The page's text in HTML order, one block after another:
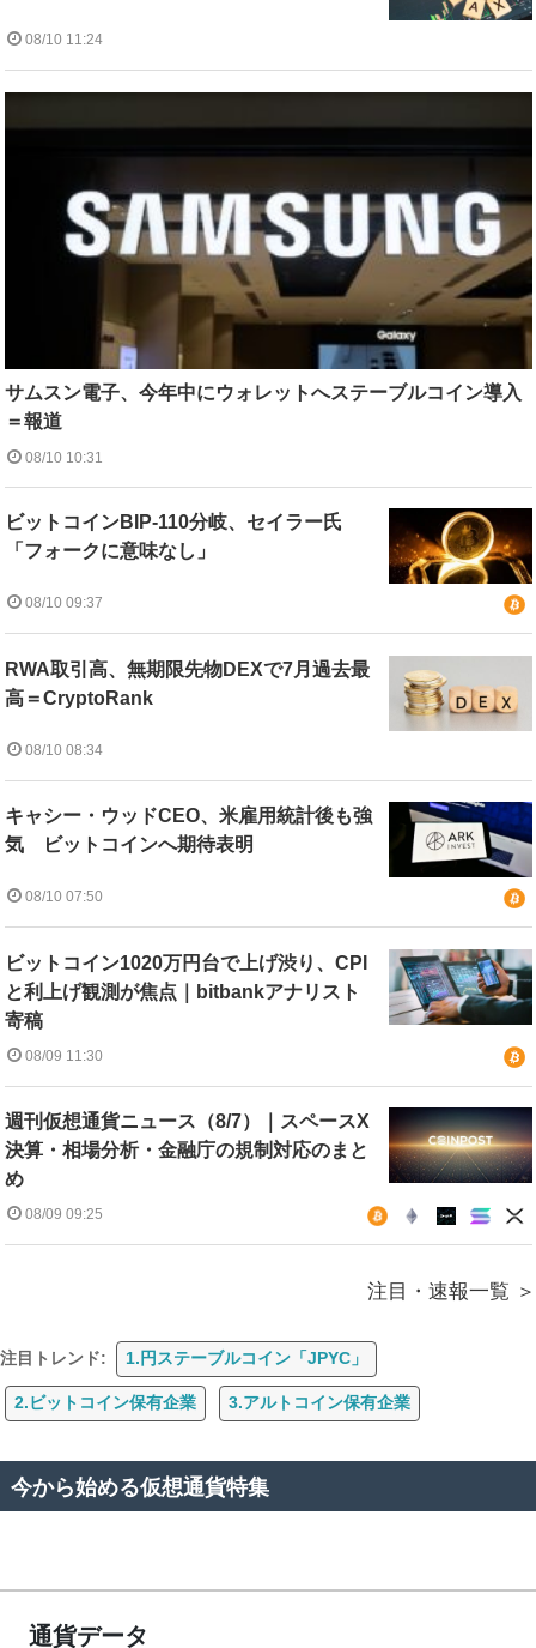
08/10 11:24
サムスン電子、今年中にウォレットへステーブルコイン導入
＝報道
08/10 10:31
ビットコインBIP-110分岐、セイラー氏
「フォークに意味なし」
08/10 09:37
RWA取引高、無期限先物DEXで7月過去最
高＝CryptoRank
08/10 08:34
キャシー・ウッドCEO、米雇用統計後も強
気 ビットコインへ期待表明
08/10 07:50
ビットコイン1020万円台で上げ渋り、CPI
と利上げ観測が焦点｜bitbankアナリスト
寄稿
08/09 11:30
週刊仮想通貨ニュース（8/7）｜スペースX
決算・相場分析・金融庁の規制対応のまと
め
08/09 09:25
注目・速報一覧
注目トレンド: 1.円ステーブルコイン「JPYC」
2.ビットコイン保有企業 3.アルトコイン保有企業
今から始める仮想通貨特集
通貨データ